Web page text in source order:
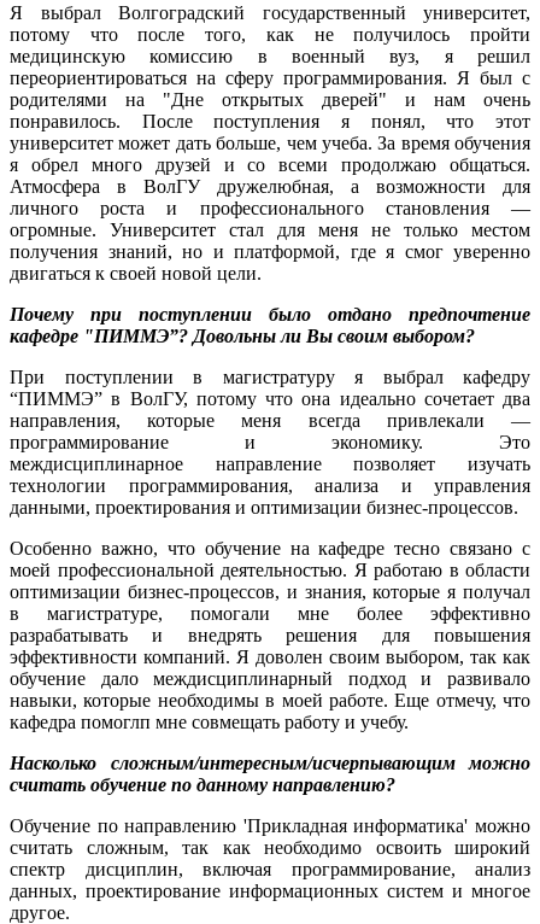
Я выбрал Волгоградский государственный университет,
потому что после того, как не получилось пройти
медицинскую комиссию в военный вуз, я решил
переориентироваться на сферу программирования. Я был с
родителями на "Дне открытых дверей" и нам очень
понравилось. После поступления я понял, что этот
университет может дать больше, чем учеба. За время обучения
я обрел много друзей и со всеми продолжаю общаться.
Атмосфера в ВолГУ дружелюбная, а возможности для
личного роста и профессионального становления —
огромные. Университет стал для меня не только местом
получения знаний, но и платформой, где я смог уверенно
двигаться к своей новой цели.
Почему при поступлении было отдано предпочтение
кафедре "ПИММЭ”? Довольны ли Вы своим выбором?
При поступлении в магистратуру я выбрал кафедру
“ПИММЭ” в ВолГУ, потому что она идеально сочетает два
направления, которые меня всегда привлекали —
программирование и экономику. Это
междисциплинарное направление позволяет изучать
технологии программирования, анализа и управления
данными, проектирования и оптимизации бизнес-процессов.
Особенно важно, что обучение на кафедре тесно связано с
моей профессиональной деятельностью. Я работаю в области
оптимизации бизнес-процессов, и знания, которые я получал
в магистратуре, помогали мне более эффективно
разрабатывать и внедрять решения для повышения
эффективности компаний. Я доволен своим выбором, так как
обучение дало междисциплинарный подход и развивало
навыки, которые необходимы в моей работе. Еще отмечу, что
кафедра помоглп мне совмещать работу и учебу.
Насколько сложным/интересным/исчерпывающим можно
считать обучение по данному направлению?
Обучение по направлению 'Прикладная информатика' можно
считать сложным, так как необходимо освоить широкий
спектр дисциплин, включая программирование, анализ
данных, проектирование информационных систем и многое
другое.